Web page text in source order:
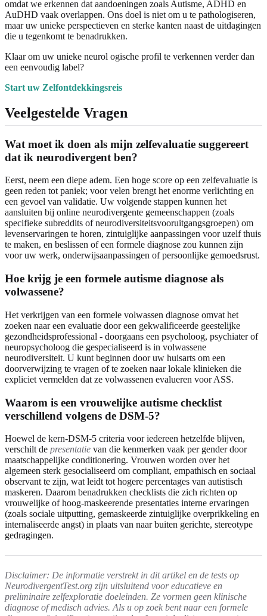
omdat we erkennen dat aandoeningen zoals Autisme, ADHD en
AuDHD vaak overlappen. Ons doel is niet om u te pathologiseren,
maar uw unieke perspectieven en sterke kanten naast de uitdagingen
die u tegenkomt te benadrukken.
Klaar om uw unieke neurol ogische profil te verkennen verder dan
een eenvoudig label?
Start uw Zelfontdekkingsreis
Veelgestelde Vragen
Wat moet ik doen als mijn zelfevaluatie suggereert
dat ik neurodivergent ben?
Eerst, neem een diepe adem. Een hoge score op een zelfevaluatie is
geen reden tot paniek; voor velen brengt het enorme verlichting en
een gevoel van validatie. Uw volgende stappen kunnen het
aansluiten bij online neurodivergente gemeenschappen (zoals
specifieke subreddits of neurodiversiteitsvooruitgangsgroepen) om
levenservaringen te horen, zintuiglijke aanpassingen voor uzelf thuis
te maken, en beslissen of een formele diagnose zou kunnen zijn
voor uw werk, onderwijsaanpassingen of persoonlijke gemoedsrust.
Hoe krijg je een formele autisme diagnose als
volwassene?
Het verkrijgen van een formele volwassen diagnose omvat het
zoeken naar een evaluatie door een gekwalificeerde geestelijke
gezondheidsprofessional - doorgaans een psycholoog, psychiater of
neuropsycholoog die gespecialiseerd is in volwassene
neurodiversiteit. U kunt beginnen door uw huisarts om een
doorverwijzing te vragen of te zoeken naar lokale klinieken die
expliciet vermelden dat ze volwassenen evalueren voor ASS.
Waarom is een vrouwelijke autisme checklist
verschillend volgens de DSM-5?
Hoewel de kern-DSM-5 criteria voor iedereen hetzelfde blijven,
verschilt de presentatie van die kenmerken vaak per gender door
maatschappelijke conditionering. Vrouwen worden over het
algemeen sterk gesocialiseerd om compliant, empathisch en sociaal
observant te zijn, wat leidt tot hogere percentages van autistisch
maskeren. Daarom benadrukken checklists die zich richten op
vrouwelijke of hoog-maskeerende presentaties interne ervaringen
(zoals sociale uitputting, gemaskeerde zintuiglijke overprikkeling en
internaliseerde angst) in plaats van naar buiten gerichte, stereotype
gedragingen.
Disclaimer: De informatie verstrekt in dit artikel en de tests op
NeurodivergentTest.org zijn uitsluitend voor educatieve en
preliminaire zelfexploratie doeleinden. Ze vormen geen klinische
diagnose of medisch advies. Als u op zoek bent naar een formele